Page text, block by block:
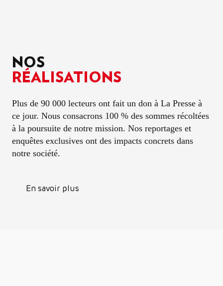
NOS
RÉALISATIONS
Plus de 90 000 lecteurs ont fait un don à La Presse à
ce jour. Nous consacrons 100 % des sommes récoltées
à la poursuite de notre mission. Nos reportages et
enquêtes exclusives ont des impacts concrets dans
notre société.
En savoir plus